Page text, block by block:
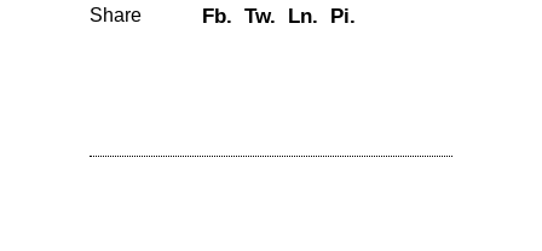
Share Fb. Tw. Ln. Pi.